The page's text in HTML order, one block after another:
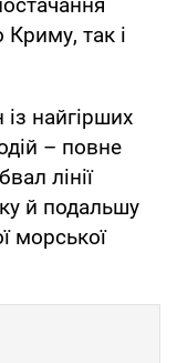
Криму, так і
найгірших
– повне
лінії
й подальшу
морської